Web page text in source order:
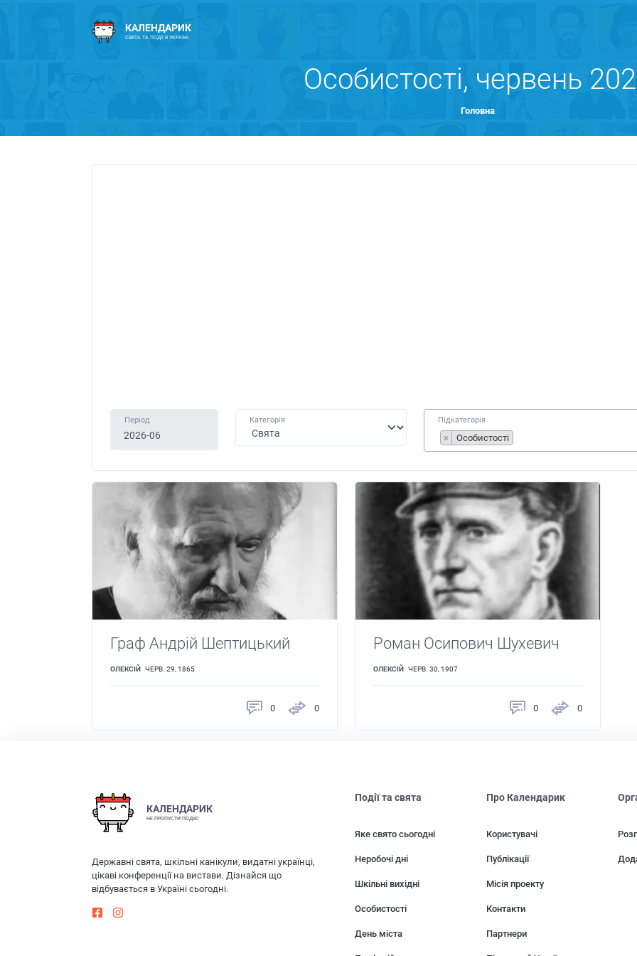
КАЛЕНДАРИК
СВЯТА ТА ПОДІЇ В УКРАЇНІ
Особистості, червень
Головна
Період Категорія Підкатегорія
× Особистості
Граф Андрій Шептицький
ОЛЕКСІЙ ЧЕРВ. 29, 1865
0 0
Роман Осипович Шухевич
ОЛЕКСІЙ ЧЕРВ. 30, 1907
0 0
КАЛЕНДАРИК
НЕ ПРОПУСТИ ПОДІЮ
Державні свята, шкільні канікули, видатні українці,
цікаві конференції на вистави. Дізнайся що
відбувається в Україні сьогодні.
Події та свята
Яке свято сьогодні
Неробочі дні
Шкільні вихідні
Особистості
День міста
Про Календарик
Користувачі
Публікації
Місія проекту
Контакти
Партнери